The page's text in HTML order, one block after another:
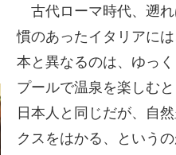
古代ローマ時代、遡れ
慣のあったイタリアに
本と異なるのは、ゆっ
プールで温泉を楽しむ
日本人と同じだが、自
クスをはかる、という